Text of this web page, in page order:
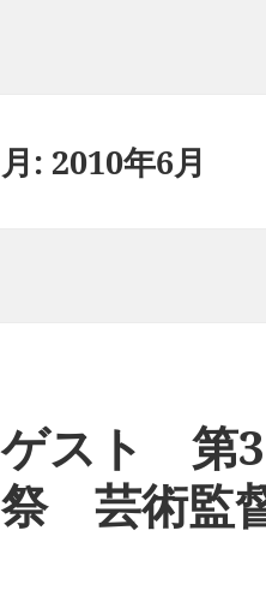
月: 2010年6月
ゲスト 第3
祭 芸術監